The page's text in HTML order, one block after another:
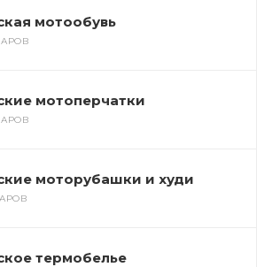
мотообувь
мотоперчатки
моторубашки и худи
термобелье